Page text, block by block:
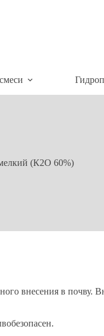
(К2О 60%)
внесения в почву.